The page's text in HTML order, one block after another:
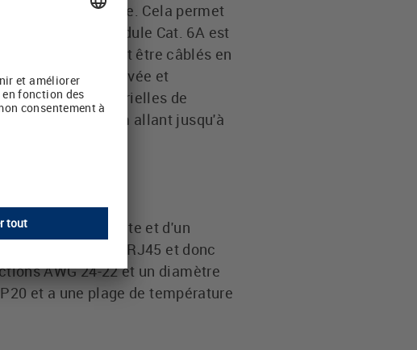
de module. Cela permet
support de module Cat. 6A est
câbles peuvent être câblés en
technologie éprouvée et
exigences industrielles de
nominal maximum allant jusqu'à
distincte et d'un
de la prise RJ45 et donc
AWG 24-22 et un diamètre
et a une plage de température